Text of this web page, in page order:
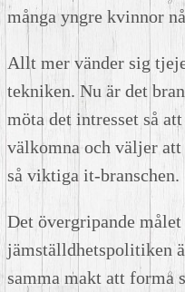
många yngre kvinnor
Allt mer vänder sig
tekniken. Nu är det
möta det intresset så
välkomna och väljer
så viktiga it-branschen.
Det övergripande
jämställdhetspolitiken
samma makt att forma